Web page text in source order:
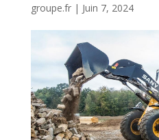
groupe.fr| Juin 7, 2024